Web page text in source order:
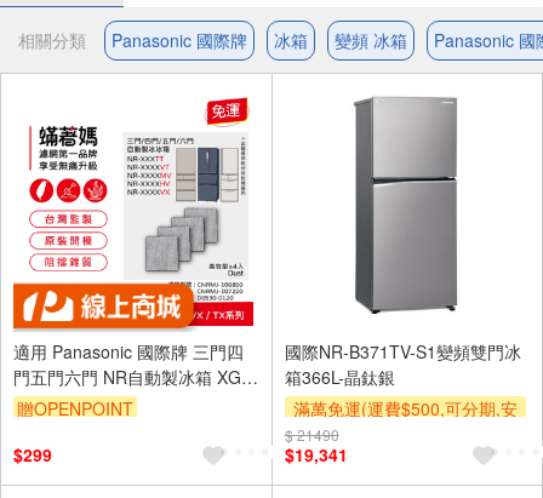
相關分類 Panasonic 國際牌 冰箱 變頻 冰箱 Panasonic 國
適用 Panasonic 國際牌 三門四
門五門六門 NR自動製冰箱 XGS
XV HX WX系列 濾棉 濾芯 濾水
贈OPENPOINT
$299
國際NR-B371TV-S1變頻雙門冰
箱366L-晶鈦銀
滿萬免運(運費$500,可分期,安
裝跨區費另計,單品未滿1萬元
及使用6期以上分期0利率,需付
基本安裝運費)
$ 21490
$19,341